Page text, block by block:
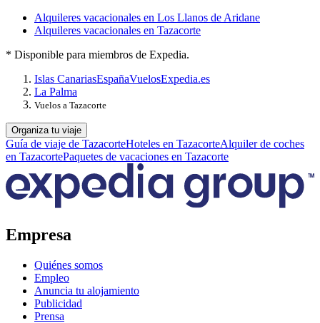
Alquileres vacacionales en Los Llanos de Aridane
Alquileres vacacionales en Tazacorte
* Disponible para miembros de Expedia.
Islas CanariasEspañaVuelosExpedia.es
La Palma
Vuelos a Tazacorte
Organiza tu viaje
Guía de viaje de TazacorteHoteles en TazacorteAlquiler de coches
en TazacortePaquetes de vacaciones en Tazacorte
Empresa
Quiénes somos
Empleo
Anuncia tu alojamiento
Publicidad
Prensa